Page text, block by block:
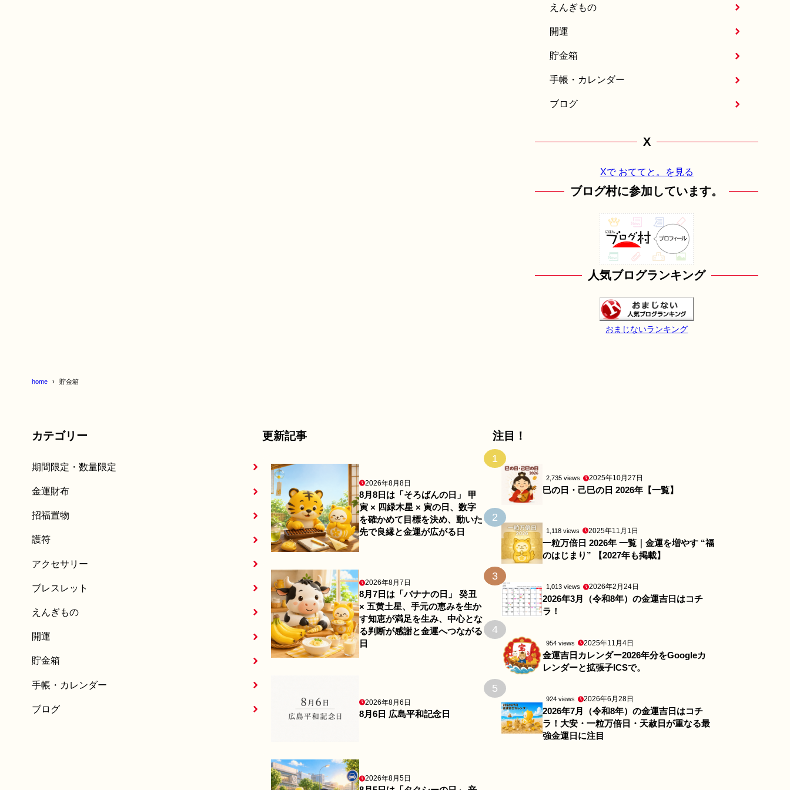
えんぎもの
開運
貯金箱
手帳・カレンダー
ブログ
X
Xで おててと。を見る
ブログ村に参加しています。
人気ブログランキング
おまじないランキング
home 貯金箱
カテゴリー
期間限定・数量限定
金運財布
招福置物
護符
アクセサリー
ブレスレット
えんぎもの
開運
貯金箱
手帳・カレンダー
ブログ
更新記事
2026年8月8日
8月8日は「そろばんの日」 甲
寅 × 四緑木星 × 寅の日、数字
を確かめて目標を決め、動いた
先で良縁と金運が広がる日
2026年8月7日
8月7日は「バナナの日」 癸丑
× 五黄土星、手元の恵みを生か
す知恵が満足を生み、中心とな
る判断が感謝と金運へつながる
日
2026年8月6日
8月6日 広島平和記念日
2026年8月5日
注目！
1
2,735 views 2025年10月27日
巳の日・己巳の日 2026年【一覧】
2
1,118 views 2025年11月1日
一粒万倍日 2026年 一覧｜金運を増やす “福
のはじまり” 【2027年も掲載】
3
1,013 views 2026年2月24日
2026年3月（令和8年）の金運吉日はコチ
ラ！
4
954 views 2025年11月4日
金運吉日カレンダー2026年分をGoogleカ
レンダーと拡張子ICSで。
5
924 views 2026年6月28日
2026年7月（令和8年）の金運吉日はコチ
ラ！大安・一粒万倍日・天赦日が重なる最
強金運日に注目